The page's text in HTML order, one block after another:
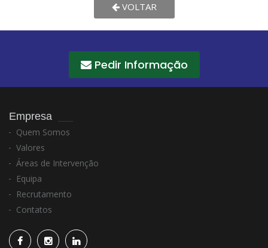
VOLTAR
Pedir Informação
Empresa
Quem Somos
Valores
Áreas de Intervenção
Equipa
Recrutamento
Contatos